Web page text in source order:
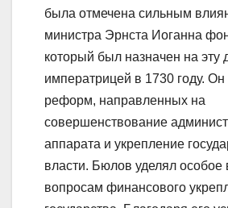
была отмечена сильным
министра Эрнста Иоганна
который был назначен на эту
императрицей в 1730 году.
реформ, направленных на
совершенствование
аппарата и укрепление
власти. Бюлов уделял особое
вопросам финансового